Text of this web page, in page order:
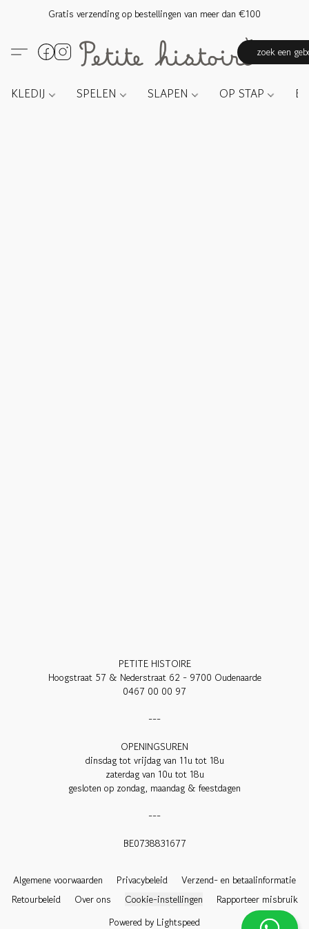
Gratis verzending op bestellingen van meer dan €100
zoek een
KLEDIJ SPELEN SLAPEN OP STAP
PETITE HISTOIRE
Hoogstraat 57 & Nederstraat 62 - 9700 Oudenaarde
0467 00 00 97
---
OPENINGSUREN
dinsdag tot vrijdag van 11u tot 18u
zaterdag van 10u tot 18u
gesloten op zondag, maandag & feestdagen
---
BE0738831677
Algemene voorwaarden Privacybeleid
Verzend- en betaalinformatie
Retourbeleid
Over ons Cookie-instellingen
Rapporteer misbruik
Powered by Lightspeed